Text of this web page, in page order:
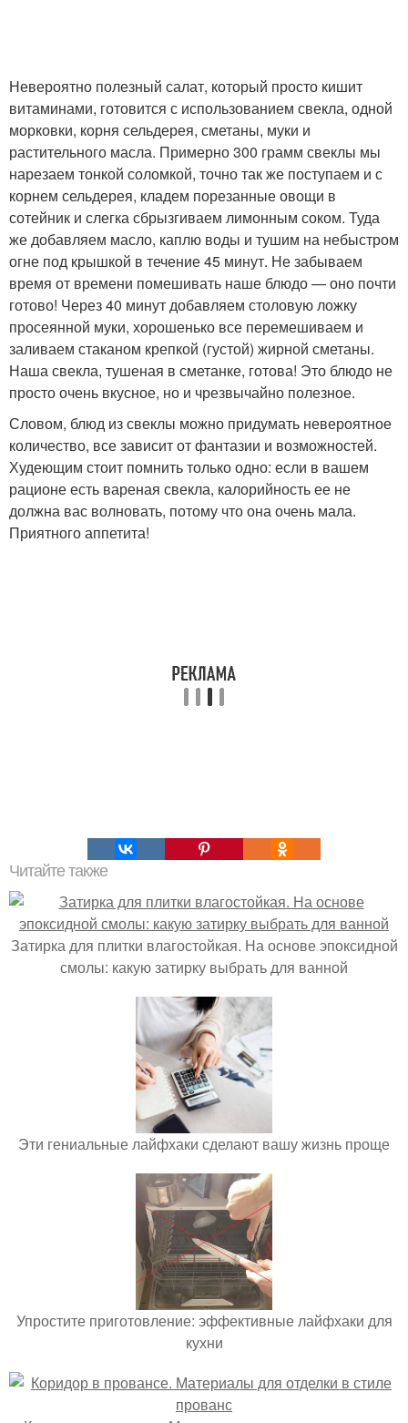
Невероятно полезный салат, который просто кишит
витаминами, готовится с использованием свекла, одной
морковки, корня сельдерея, сметаны, муки и
растительного масла. Примерно 300 грамм свеклы мы
нарезаем тонкой соломкой, точно так же поступаем и с
корнем сельдерея, кладем порезанные овощи в
сотейник и слегка сбрызгиваем лимонным соком. Туда
же добавляем масло, каплю воды и тушим на небыстром
огне под крышкой в течение 45 минут. Не забываем
время от времени помешивать наше блюдо — оно почти
готово! Через 40 минут добавляем столовую ложку
просеянной муки, хорошенько все перемешиваем и
заливаем стаканом крепкой (густой) жирной сметаны.
Наша свекла, тушеная в сметанке, готова! Это блюдо не
просто очень вкусное, но и чрезвычайно полезное.
Словом, блюд из свеклы можно придумать невероятное
количество, все зависит от фантазии и возможностей.
Худеющим стоит помнить только одно: если в вашем
рационе есть вареная свекла, калорийность ее не
должна вас волновать, потому что она очень мала.
Приятного аппетита!
Читайте также
Затирка для плитки влагостойкая. На основе эпоксидной
смолы: какую затирку выбрать для ванной
Эти гениальные лайфхаки сделают вашу жизнь проще
Упростите приготовление: эффективные лайфхаки для
кухни